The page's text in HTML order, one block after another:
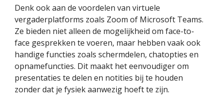
Denk ook aan de voordelen van virtuele
vergaderplatforms zoals Zoom of Microsoft Teams.
Ze bieden niet alleen de mogelijkheid om face-to-
face gesprekken te voeren, maar hebben vaak ook
handige functies zoals schermdelen, chatopties en
opnamefuncties. Dit maakt het eenvoudiger om
presentaties te delen en notities bij te houden
zonder dat je fysiek aanwezig hoeft te zijn.